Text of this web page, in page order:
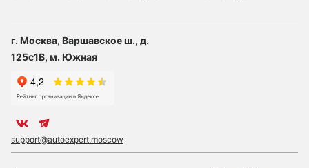
г. Москва, Варшавское ш., д.
125с1В, м. Южная
support@autoexpert.moscow